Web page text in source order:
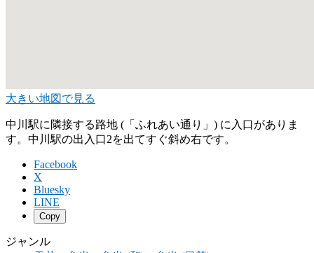
大きい地図で見る
中川駅に隣接する路地 (「ふれあい通り」) に入口がありま
す。中川駅の出入口2を出てすぐ斜め右です。
Facebook
X
Bluesky
LINE
Copy
ジャンル